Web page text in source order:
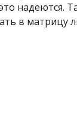
надеются.
в матрицу